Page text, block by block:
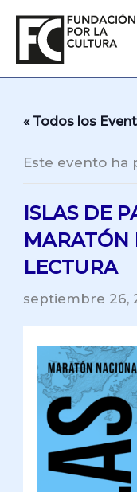
contenido
« Todos los
Este evento ha
ISLAS DE
MARATÓN
LECTURA
septiembre 26,